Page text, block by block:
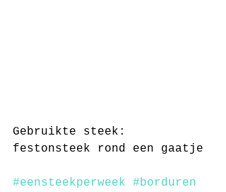
Gebruikte steek:
festonsteek rond een gaatje
#eensteekperweek #borduren